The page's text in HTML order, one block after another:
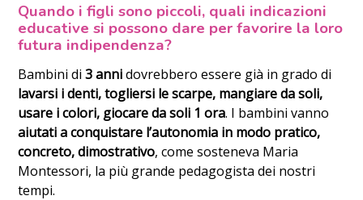
Quando i figli sono piccoli, quali indicazioni
educative si possono dare per favorire la loro
futura indipendenza?
Bambini di3 annidovrebbero essere già in grado di
lavarsi i denti, togliersi le scarpe, mangiare da soli,
usare i colori, giocare da soli 1 ora. I bambini vanno
aiutati a conquistare l’autonomia in modo pratico,
concreto, dimostrativo, come sosteneva Maria
Montessori, la più grande pedagogista dei nostri
tempi.